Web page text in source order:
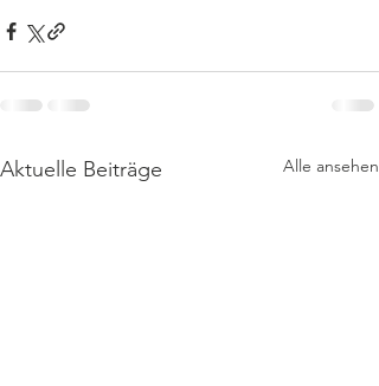
Aktuelle Beiträge Alle ansehen